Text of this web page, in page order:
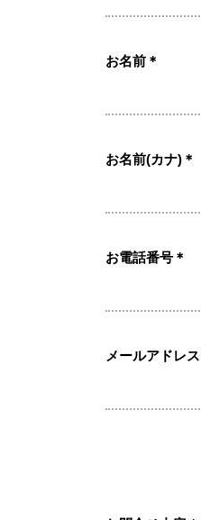
お名前 ＊
お名前(カナ) ＊
お電話番号 ＊
メールアドレス